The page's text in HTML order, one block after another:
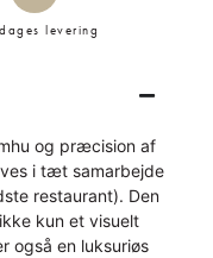
levering
og præcision af
i tæt samarbejde
restaurant). Den
kun et visuelt
også en luksuriøs